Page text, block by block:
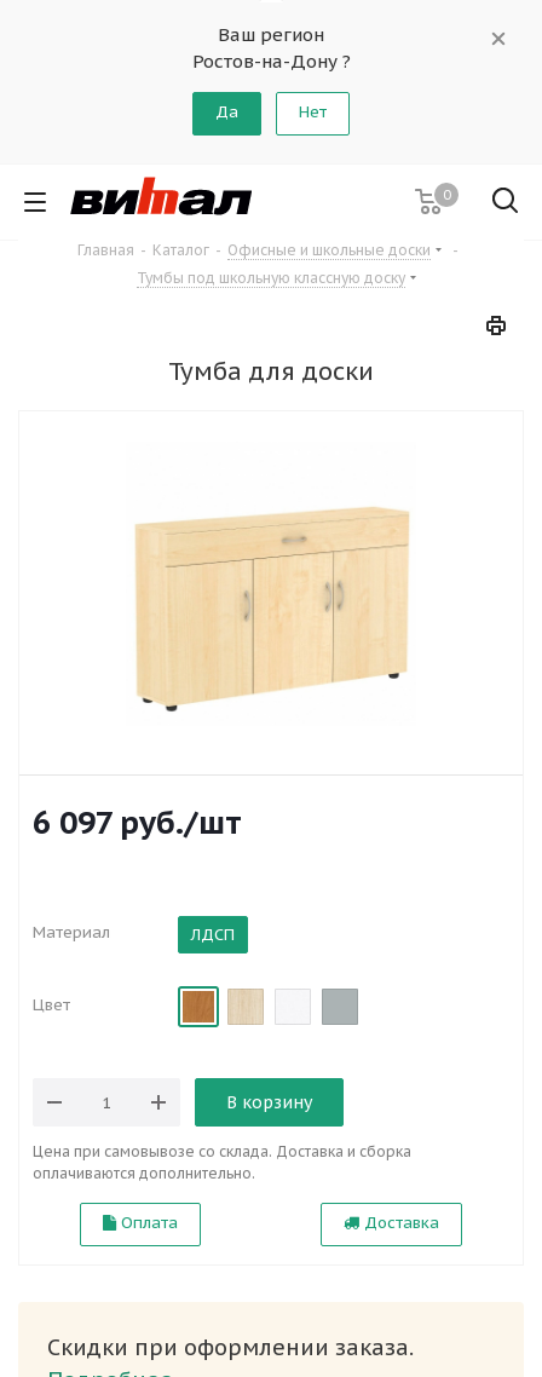
Ваш регион
Ростов-на-Дону ?
Да Нет
0
Главная - Каталог - Офисные и школьные доски
-
Тумбы под школьную классную доску
Тумба для доски
6 097руб./шт
Материал ЛДСП
Цвет
В корзину
Цена при самовывозе со склада. Доставка и сборка
оплачиваются дополнительно.
Оплата Доставка
Скидки при оформлении заказа.